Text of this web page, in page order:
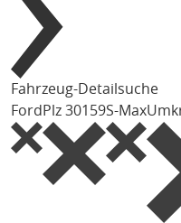
Fahrzeug-Detailsuche
FordPlz 30159S-Max